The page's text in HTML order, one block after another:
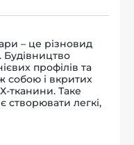
– це різновид
профілів та
собою і вкритих
тканини. Таке
створювати легкі,